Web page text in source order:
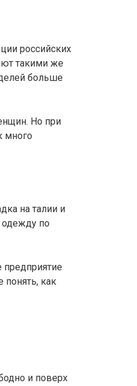
российских
такими же
больше
Но при
много
на талии и
одежду по
предприятие
как
и поверх